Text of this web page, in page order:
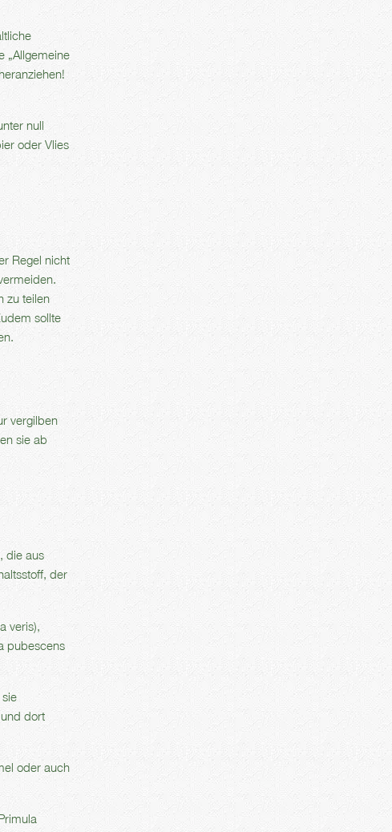
„Allgemeine
null
oder Vlies
Regel nicht
zu teilen
sollte
vergilben
sie ab
die aus
der
veris),
pubescens
dort
oder auch